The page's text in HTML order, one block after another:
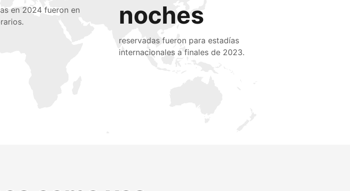
en 2024 fueron en
noches
reservadas fueron para estadías
internacionales a finales de 2023.